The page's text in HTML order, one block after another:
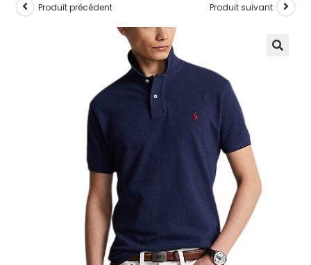
Produit précédent Produit suivant